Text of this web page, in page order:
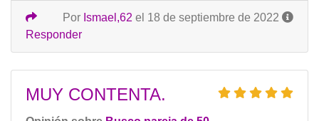
Por Ismael,62 el 18 de septiembre de 2022
Responder
MUY CONTENTA.